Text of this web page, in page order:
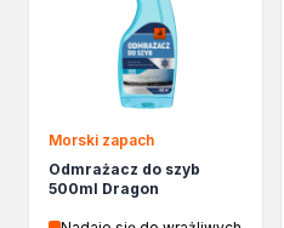
Izolacje i impregnaty
Folie w płynie
Impregnaty specjalistyczne
Impregnaty do drewna
Grunty
Środki bioochronne
Morski zapach
Odmrażacz do szyb
500ml Dragon